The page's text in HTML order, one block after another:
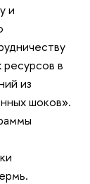
и
в
из
шоков».